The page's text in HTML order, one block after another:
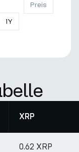
1Y
Preis
XRP
0.62 XRP